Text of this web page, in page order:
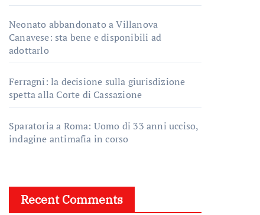
Neonato abbandonato a Villanova
Canavese: sta bene e disponibili ad
adottarlo
Ferragni: la decisione sulla giurisdizione
spetta alla Corte di Cassazione
Sparatoria a Roma: Uomo di 33 anni ucciso,
indagine antimafia in corso
Recent Comments